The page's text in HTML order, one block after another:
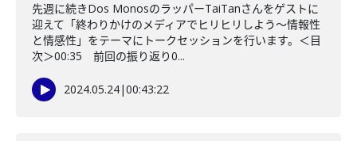
先週に続きDos MonosのラッパーTaiTanさんをゲストに
迎えて「終わりかけのメディアでヒリヒリしよう〜情報性
と情感性」をテーマにトークセッションを行います。＜目
次＞00:35 前回の振り返り0...
2024.05.24|00:43:22